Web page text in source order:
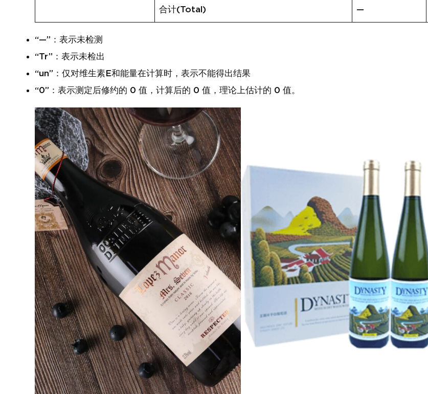
合计(Total) —
“—”：表示未检测
“Tr”：表示未检出
“un”：仅对维生素E和能量在计算时，表示不能得出结果
“0”：表示测定后修约的 0 值，计算后的 0 值，理论上估计的 0 值。